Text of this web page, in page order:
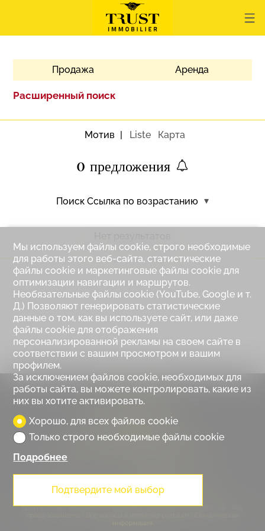
Продажа Аренда
Расширенный поиск
Мотив Liste Карта
0 предложения
Поиск Ссылка по возрастанию
Trust immobilier
Route du Rawyl 30
3963 Crans-Montana, Suisse
Тел. +41 (0) 27 480 10 37
программное обеспечение Immomig®2004-2026 IMMOMIG SA | Все
Мы используем файлы cookie, строго необходимые
для работы этого веб-сайта, статистические
файлы cookie и маркетинговые файлы cookie для
оптимизации навигации и маршрутов.
Необязательные файлы cookie (YouTube, Google и т.
Д.) Позволяют генерировать статистические
данные о том, как вы используете сайт, или даже
файлы cookie для отображения
персонализированной рекламы на своем сайте в
соответствии с вашим просмотром и вашим
профилем.
За исключением файлов cookie, необходимых для
работы сайта, вы можете контролировать, какие из
них вы хотите активировать.
Хорошо, для всех файлов cookie
Только строго необходимые файлы cookie
Подробнее
Подтвердите мой выбор